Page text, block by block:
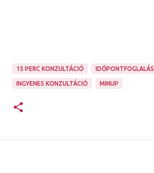
15 PERC KONZULTÁCIÓ IDŐPONTFOGLALÁS
INGYENES KONZULTÁCIÓ MINUP